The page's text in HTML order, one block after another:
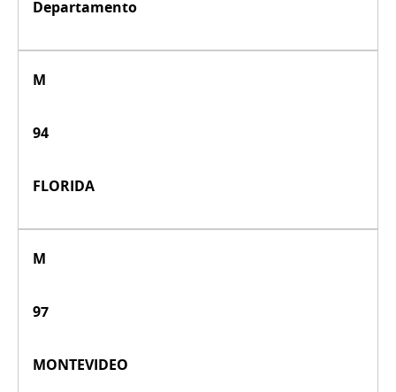
Departamento
M
94
FLORIDA
M
97
MONTEVIDEO